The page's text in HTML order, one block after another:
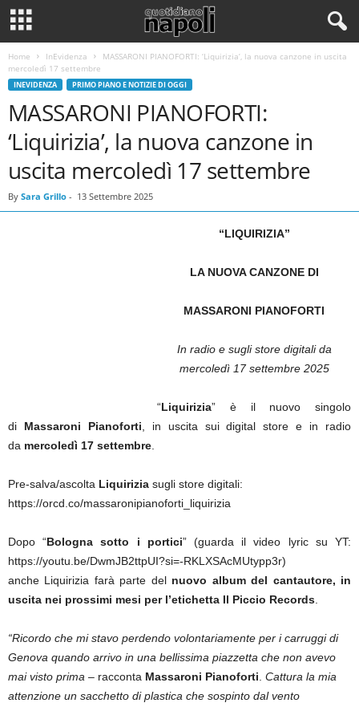
Home InEvidenza
MASSARONI PIANOFORTI: ‘Liquirizia’, la nuova canzone in uscita
mercoledì 17 settembre
INEVIDENZA PRIMO PIANO E NOTIZIE DI OGGI
MASSARONI PIANOFORTI:
‘Liquirizia’, la nuova canzone in
uscita mercoledì 17 settembre
By Sara Grillo - 13 Settembre 2025
“LIQUIRIZIA”
LA NUOVA CANZONE DI
MASSARONI PIANOFORTI
In radio e sugli store digitali da
mercoledì 17 settembre 2025
“Liquirizia” è il nuovo singolo
di Massaroni Pianoforti , in uscita sui digital store e in radio
da mercoledì 17 settembre
Pre-salva/ascolta Liquirizia sugli store digitali:
https://orcd.co/massaronipianoforti_liquirizia
Dopo “Bologna sotto i portici” (guarda il video lyric su YT:
https://youtu.be/DwmJB2ttpUI?si=-RKLXSAcMUtypp3r)
anche Liquirizia farà parte del nuovo album del cantautore, in
uscita nei prossimi mesi per l’etichetta Il Piccio Records
“Ricordo che mi stavo perdendo volontariamente per i carruggi di
Genova quando arrivo in una bellissima piazzetta che non avevo
mai visto prima – racconta Massaroni Pianoforti Cattura la mia
attenzione un sacchetto di plastica che sospinto dal vento